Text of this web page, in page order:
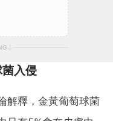
入侵
解釋，金黃葡萄球菌